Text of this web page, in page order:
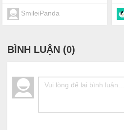
SmileiPanda
BÌNH LUẬN (0)